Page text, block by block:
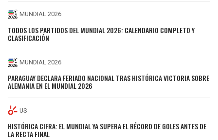
MUNDIAL 2026
TODOS LOS PARTIDOS DEL MUNDIAL 2026: CALENDARIO COMPLETO Y
CLASIFICACIÓN
MUNDIAL 2026
PARAGUAY DECLARA FERIADO NACIONAL TRAS HISTÓRICA VICTORIA SOBRE
ALEMANIA EN EL MUNDIAL 2026
US
HISTÓRICA CIFRA: EL MUNDIAL YA SUPERA EL RÉCORD DE GOLES ANTES DE
LA RECTA FINAL